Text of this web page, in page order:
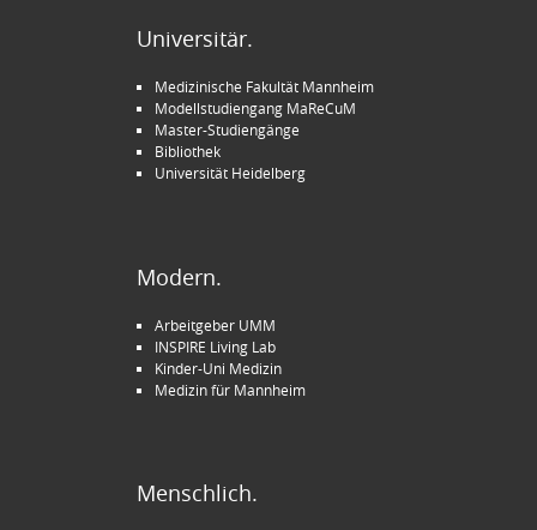
Universitär.
Medizinische Fakultät Mannheim
Modellstudiengang MaReCuM
Master-Studiengänge
Bibliothek
Universität Heidelberg
Modern.
Arbeitgeber UMM
INSPIRE Living Lab
Kinder-Uni Medizin
Medizin für Mannheim
Menschlich.